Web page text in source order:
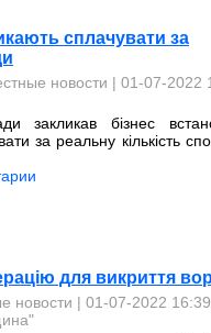
сплачувати за
новости | 01-07-2022
закликав бізнес
за реальну кількість
для викриття
новости | 01-07-2022